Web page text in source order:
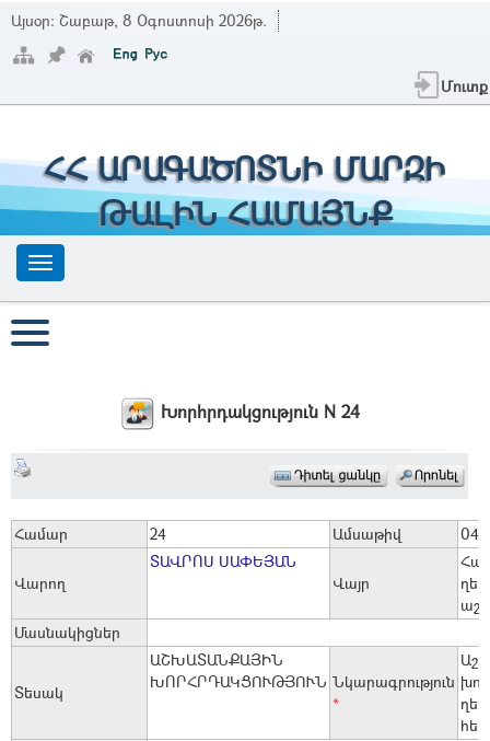
Այսօր: Շաբաթ, 8 Օգոստոսի 2026թ.
Մուտք
ՀՀ ԱՐԱԳԱԾՈՏՆԻ ՄԱՐԶԻ
ԹԱԼԻՆ ՀԱՄԱՅՆՔ
Խորհրդակցություն N 24
Համար 24 Ամսաթիվ 04/
Վարող
ՏԱՎՐՈՍ ՍԱՓԵՅԱՆ
Վայր
Մասնակիցներ
Տեսակ
ԱՇԽԱՏԱՆՔԱՅԻՆ
ԽՈՐՀՐԴԱԿՑՈՒԹՅՈՒՆ Նկարագրություն
*
հետ